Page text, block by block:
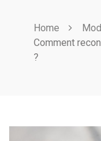
Home
Comment
?